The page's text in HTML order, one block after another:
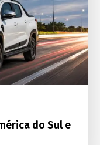
do Sul e